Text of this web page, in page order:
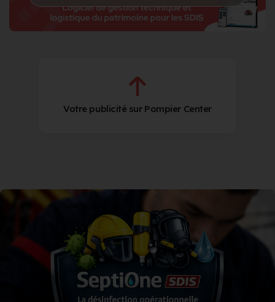
Votre publicité sur Pompier Center